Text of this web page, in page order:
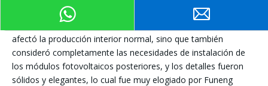
el equipo de construcción calificado de Karen completó la
renovación tarea de manera eficiente y rápida. No solo no
afectó la producción interior normal, sino que también
consideró completamente las necesidades de instalación de
los módulos fotovoltaicos posteriores, y los detalles fueron
sólidos y elegantes, lo cual fue muy elogiado por Funeng